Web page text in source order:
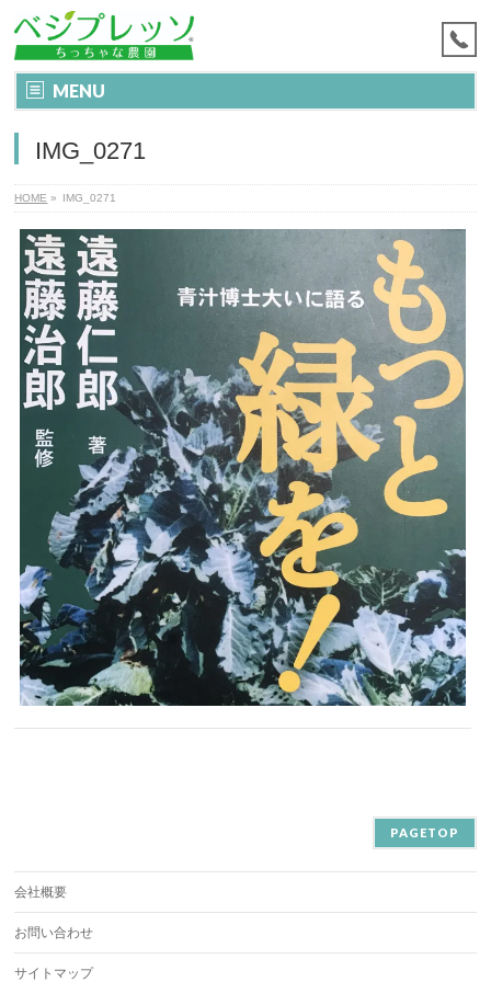
MENU
IMG_0271
HOME » IMG_0271
PAGETOP
会社概要
お問い合わせ
サイトマップ